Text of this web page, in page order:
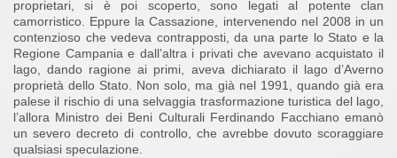
proprietari, si è poi scoperto, sono legati al potente clan
camorristico. Eppure la Cassazione, intervenendo nel 2008 in un
contenzioso che vedeva contrapposti, da una parte lo Stato e la
Regione Campania e dall’altra i privati che avevano acquistato il
lago, dando ragione ai primi, aveva dichiarato il lago d’Averno
proprietà dello Stato. Non solo, ma già nel 1991, quando già era
palese il rischio di una selvaggia trasformazione turistica del lago,
l’allora Ministro dei Beni Culturali Ferdinando Facchiano emanò
un severo decreto di controllo, che avrebbe dovuto scoraggiare
qualsiasi speculazione.